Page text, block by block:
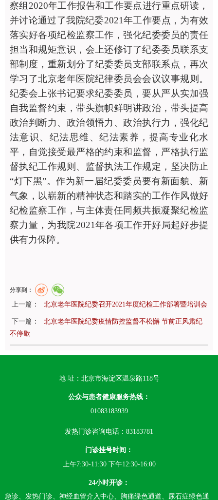
察组 2020年工作报告和工作要点进行重点研读，
并讨论通过了我院纪委2021年工作要点，为有效
落实好各项纪检监察工作，强化纪委委员的责任
担当和规矩意识，会上还修订了纪委委员联系支
部制度，重新划分了纪委委员支部联系点，再次
学习了北京老年医院纪律委员会会议议事规则。
纪委会上张书记要求纪委委员，要从严从实加强
自我监督约束，带头旗帜鲜明讲政治，带头提高
政治判断力、政治领悟力、政治执行力，强化纪
法意识、纪法思维、纪法素养，提高专业化水
平，自觉接受最严格的约束和监督，严格执行监
督执纪工作规则、监督执法工作规定，坚决防止
“灯下黑”。作为新一届纪委委员要有新面貌、新
气象，以崭新的精神状态和踏实的工作作风做好
纪检监察工作，与主体责任同频共振凝聚纪检监
察力量，为我院2021年各项工作开好局起好步提
供有力保障。
分享到：
上一篇： 北京老年医院纪委召开2021年度纪检工作部署暨培训会
下一篇：
北京老年医院纪委疫情防控监督不松懈 节前正风肃纪
不停歇
地 址：北京市海淀区温泉路118号
公众与患者健康服务热线：
01083183939
发热门诊咨询电话：83183781
门诊挂号时间：
上午7:30-11:30 下午12:30-16:00
24小时开诊：
急诊、发热门诊、神经血管介入中心、胸痛绿色通道、尿石症绿色通